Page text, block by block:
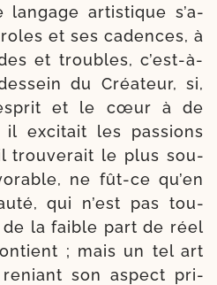
lan­gage artis­tique s’a­
et ses cadences, à
et troubles, c’est-​à-​
du Créateur, si,
et le cœur à de
il exci­tait les pas­sions
trou­ve­rait le plus sou­
ne fût-​ce qu’en
qui n’est pas tou­
la faible part de réel
; mais un tel art
son aspect pri­